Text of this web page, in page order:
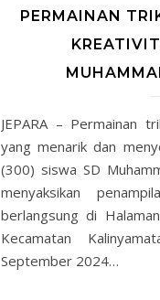
PERMAINAN
JEPARA – Permainan
yang menarik dan
(300) siswa SD
menyaksikan
berlangsung di
Kecamatan
September 2024…